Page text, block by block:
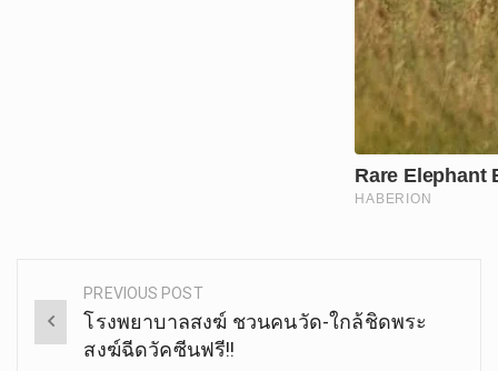
Post
navigation
PREVIOUS POST
โรงพยาบาลสงฆ์ ชวนคนวัด-ใกล้ชิดพระ
สงฆ์ฉีดวัคซีนฟรี!!